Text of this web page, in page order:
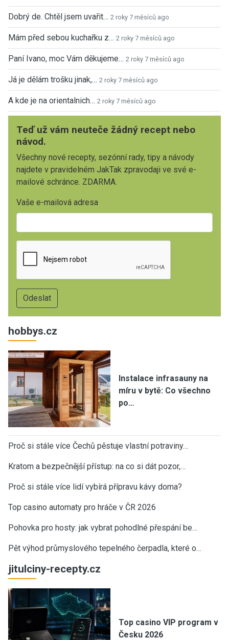
Dobrý de. Chtěl jsem uvařit… 2 roky 7 měsíců ago
Mám před sebou kuchařku z… 2 roky 7 měsíců ago
Paní Ivano, moc Vám děkujeme… 2 roky 7 měsíců ago
Já je dělám trošku jinak,… 2 roky 7 měsíců ago
A kde je na orientalnich… 2 roky 7 měsíců ago
Teď už vám neuteče žádný recept nebo
návod.
Všechny nové recepty, sezónní rady, tipy a návody
najdete v pravidelném JakTak zpravodaji ve své e-
mailové schránce. ZDARMA.
Vaše e-mailová adresa
hobbys.cz
Instalace infrasauny na
míru v bytě: Co všechno
po…
Proč si stále více Čechů pěstuje vlastní potraviny…
Kratom a bezpečnější přístup: na co si dát pozor,…
Proč si stále více lidí vybírá přípravu kávy doma?
Top casino automaty pro hráče v ČR 2026
Pohovka pro hosty: jak vybrat pohodlné přespání be…
Pět výhod průmyslového tepelného čerpadla, které o…
jitulciny-recepty.cz
Top casino VIP program v
Česku 2026